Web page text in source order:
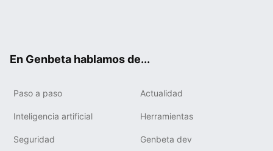
En Genbeta hablamos de...
Paso a paso Actualidad
Inteligencia artificial Herramientas
Seguridad Genbeta dev